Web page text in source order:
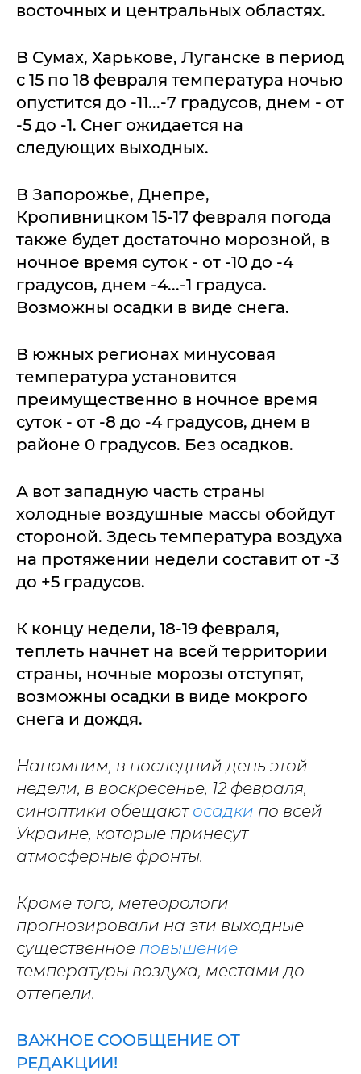
восточных и центральных областях.
В Сумах, Харькове, Луганске в период
с 15 по 18 февраля температура ночью
опустится до -11...-7 градусов, днем - от
-5 до -1. Снег ожидается на
следующих выходных.
В Запорожье, Днепре,
Кропивницком 15-17 февраля погода
также будет достаточно морозной, в
ночное время суток - от -10 до -4
градусов, днем -4...-1 градуса.
Возможны осадки в виде снега.
В южных регионах минусовая
температура установится
преимущественно в ночное время
суток - от -8 до -4 градусов, днем в
районе 0 градусов. Без осадков.
А вот западную часть страны
холодные воздушные массы обойдут
стороной. Здесь температура воздуха
на протяжении недели составит от -3
до +5 градусов.
К концу недели, 18-19 февраля,
теплеть начнет на всей территории
страны, ночные морозы отступят,
возможны осадки в виде мокрого
снега и дождя.
Напомним, в последний день этой
недели, в воскресенье, 12 февраля,
синоптики обещают осадки по всей
Украине, которые принесут
атмосферные фронты.
Кроме того, метеорологи
прогнозировали на эти выходные
существенное повышение
температуры воздуха, местами до
оттепели.
ВАЖНОЕ СООБЩЕНИЕ ОТ
РЕДАКЦИИ!